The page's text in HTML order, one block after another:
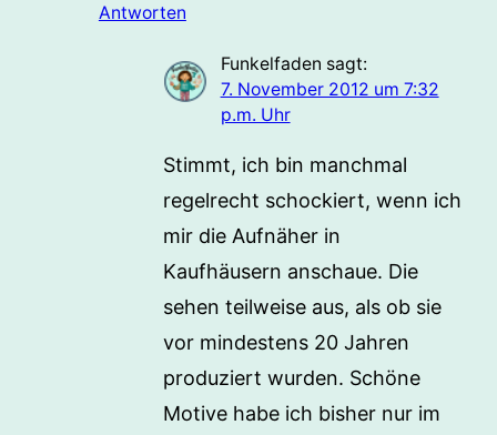
Antworten
Funkelfaden sagt:
7. November 2012 um 7:32
p.m. Uhr
Stimmt, ich bin manchmal
regelrecht schockiert, wenn ich
mir die Aufnäher in
Kaufhäusern anschaue. Die
sehen teilweise aus, als ob sie
vor mindestens 20 Jahren
produziert wurden. Schöne
Motive habe ich bisher nur im